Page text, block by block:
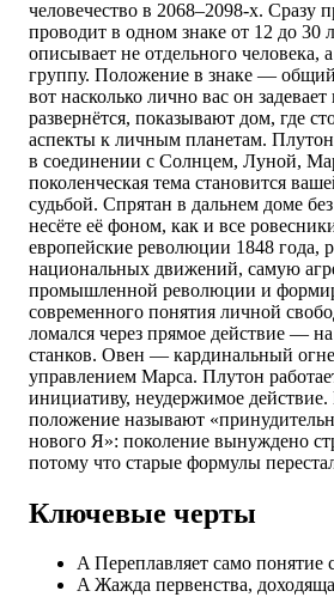
человечество в 2068–2098-х. Сразу
проводит в одном знаке от 12 до 30
описывает не отдельного человека,
группу. Положение в знаке —
вот насколько лично вас он
развернётся, показывают дом, где
аспекты к личным планетам.
в соединении с Солнцем, Луной,
поколенческая тема становится
судьбой. Спрятан в дальнем доме
несёте её фоном, как и все
европейские революции 1848 года,
национальных движений, самую
промышленной революции и
современного понятия личной
ломался через прямое действие —
станков. Овен — кардинальный
управлением Марса. Плутон
инициативу, неудержимое
положение называют
нового Я»: поколение вынуждено
потому что старые формулы
Ключевые черты
AПереплавляет само понятие
AЖажда первенства,